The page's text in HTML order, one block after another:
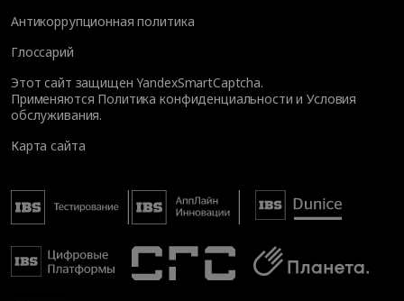
Антикоррупционная политика
Глоссарий
Этот сайт защищен YandexSmartCaptcha.
Применяются Политика конфиденциальности иУсловия
обслуживания.
Карта сайта